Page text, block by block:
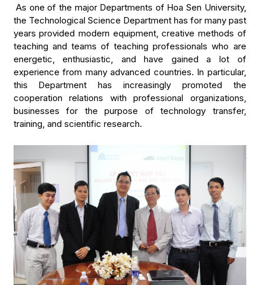
As one of the major Departments of Hoa Sen University,
the Technological Science Department has for many past
years provided modern equipment, creative methods of
teaching and teams of teaching professionals who are
energetic, enthusiastic, and have gained a lot of
experience from many advanced countries. In particular,
this Department has increasingly promoted the
cooperation relations with professional organizations,
businesses for the purpose of technology transfer,
training, and scientific research.